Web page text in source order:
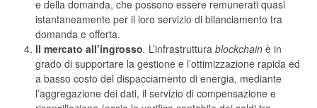
e della domanda, che possono essere remunerati quasi
istantaneamente per il loro servizio di bilanciamento tra
domanda e offerta.
Il mercato all’ingrosso. L’infrastruttura blockchain è in
grado di supportare la gestione e l’ottimizzazione rapida ed
a basso costo del dispacciamento di energia, mediante
l’aggregazione dei dati, il servizio di compensazione e